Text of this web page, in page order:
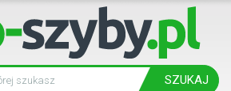
SZUKAJ